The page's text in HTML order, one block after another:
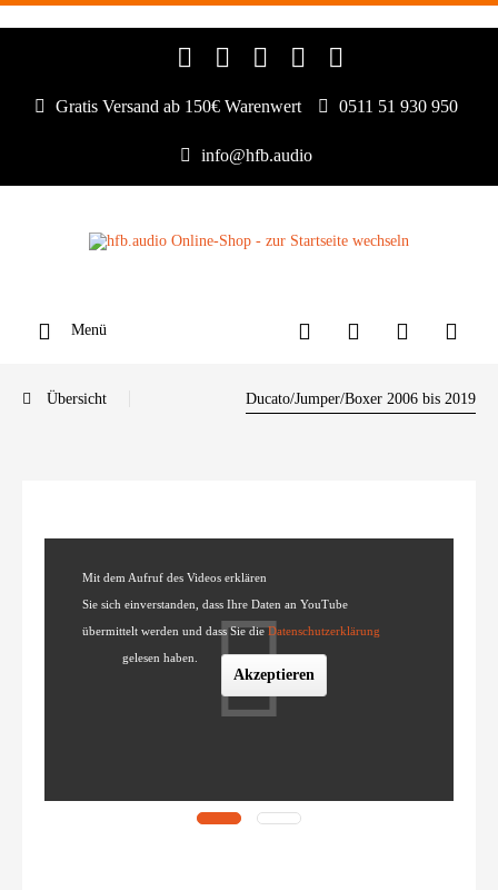
Gratis Versand ab 150€ Warenwert 0511 51 930 950
info@hfb.audio
Menü
Übersicht Ducato/Jumper/Boxer 2006 bis 2019
Mit dem Aufruf des Videos erklären
Sie sich einverstanden, dass Ihre Daten an YouTube
übermittelt werden und dass Sie dieDatenschutzerklärung
gelesen haben.